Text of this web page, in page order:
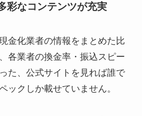
彩なコンテンツが充実
金化業者の情報をまとめた比
各業者の換金率・振込スピー
た、公式サイトを見れば誰で
ックしか載せていません。